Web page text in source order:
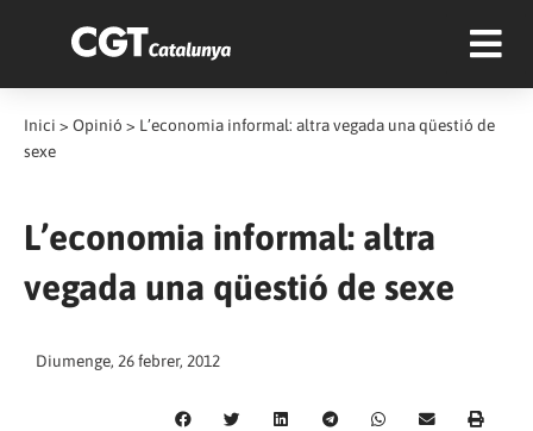
Inici > Opinió > L’economia informal: altra vegada una qüestió de
sexe
L’economia informal: altra
vegada una qüestió de sexe
Diumenge, 26 febrer, 2012